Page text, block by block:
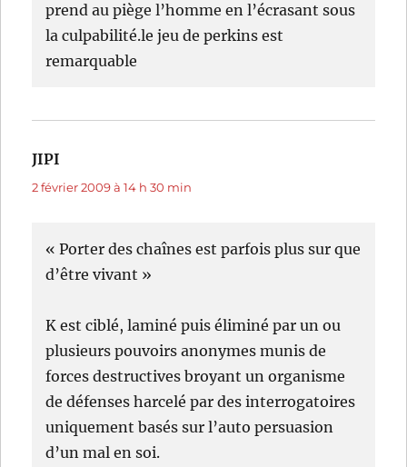
prend au piège l’homme en l’écrasant sous
la culpabilité.le jeu de perkins est
remarquable
JIPI
2 février 2009 à 14 h 30 min
« Porter des chaînes est parfois plus sur que
d’être vivant »
K est ciblé, laminé puis éliminé par un ou
plusieurs pouvoirs anonymes munis de
forces destructives broyant un organisme
de défenses harcelé par des interrogatoires
uniquement basés sur l’auto persuasion
d’un mal en soi.